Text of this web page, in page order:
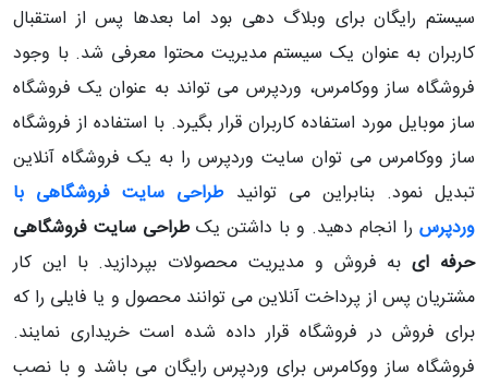
سیستم رایگان برای وبلاگ دهی بود اما بعدها پس از استقبال
کاربران به عنوان یک سیستم مدیریت محتوا معرفی شد. با وجود
فروشگاه ساز ووکامرس، وردپرس می تواند به عنوان یک فروشگاه
ساز موبایل مورد استفاده کاربران قرار بگیرد. با استفاده از فروشگاه
ساز ووکامرس می توان سایت وردپرس را به یک فروشگاه آنلاین
تبدیل نمود. بنابراین می توانیدطراحی سایت فروشگاهی با
وردپرس را انجام دهید. و با داشتن یکطراحی سایت فروشگاهی
حرفه ای به فروش و مدیریت محصولات بپردازید. با این کار
مشتریان پس از پرداخت آنلاین می توانند محصول و یا فایلی را که
برای فروش در فروشگاه قرار داده شده است خریداری نمایند.
فروشگاه ساز ووکامرس برای وردپرس رایگان می باشد و با نصب